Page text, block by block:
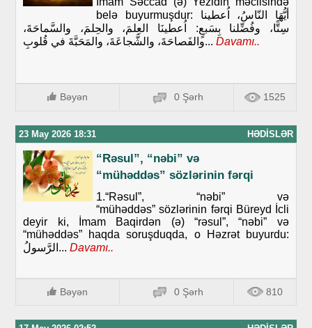
belə buyurmuşdur: أيُّهَا النّاسُ، اُعطينا
سِتًّا، وفُضِّلنا بِسَبعٍ: اُعطينَا العِلمَ، والحِلمَ، والسَّماحَةَ،
والفَصاحَةَ، والشَّجاعَةَ، والمَحَبَّةَ في قُلوبِ... Davamı..
Bəyən 0 Şərh 1525
23 May 2026 18:31 HƏDISLƏR
“Rəsul”, “nəbi” və
“mühəddəs” sözlərinin fərqi
1.“Rəsul”, “nəbi” və
“mühəddəs” sözlərinin fərqi Büreyd İcli
deyir ki, İmam Baqirdən (ə) “rəsul”, “nəbi” və
“mühəddəs” haqda soruşduqda, o Həzrət buyurdu:
الرَّسولُ... Davamı..
Bəyən 0 Şərh 810